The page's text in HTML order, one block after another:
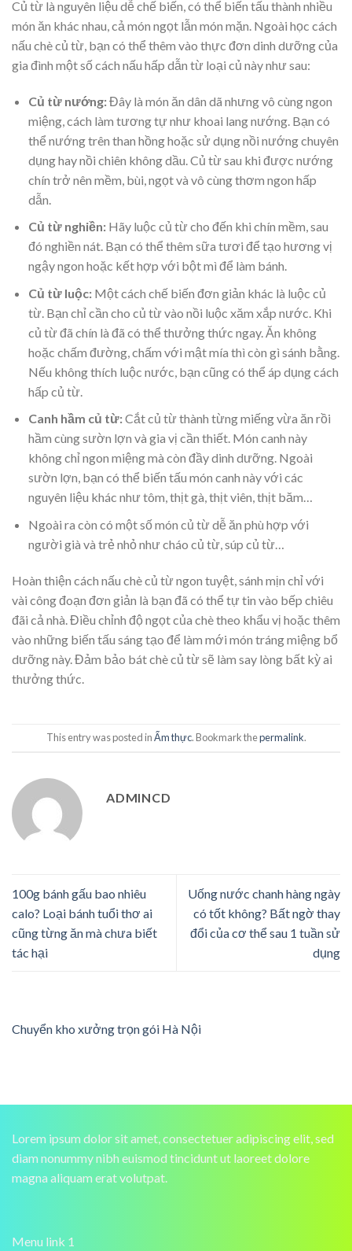
Củ từ là nguyên liệu dễ chế biến, có thể biến tấu thành nhiều
món ăn khác nhau, cả món ngọt lẫn món mặn. Ngoài học cách
nấu chè củ từ, bạn có thể thêm vào thực đơn dinh dưỡng của
gia đình một số cách nấu hấp dẫn từ loại củ này như sau:
Củ từ nướng:Đây là món ăn dân dã nhưng vô cùng ngon
miệng, cách làm tương tự như khoai lang nướng. Bạn có
thể nướng trên than hồng hoặc sử dụng nồi nướng chuyên
dụng hay nồi chiên không dầu. Củ từ sau khi được nướng
chín trở nên mềm, bùi, ngọt và vô cùng thơm ngon hấp
dẫn.
Củ từ nghiền:Hãy luộc củ từ cho đến khi chín mềm, sau
đó nghiền nát. Bạn có thể thêm sữa tươi để tạo hương vị
ngậy ngon hoặc kết hợp với bột mì để làm bánh.
Củ từ luộc:Một cách chế biến đơn giản khác là luộc củ
từ. Bạn chỉ cần cho củ từ vào nồi luộc xăm xắp nước. Khi
củ từ đã chín là đã có thể thưởng thức ngay. Ăn không
hoặc chấm đường, chấm với mật mía thì còn gì sánh bằng.
Nếu không thích luộc nước, bạn cũng có thể áp dụng cách
hấp củ từ.
Canh hầm củ từ:Cắt củ từ thành từng miếng vừa ăn rồi
hầm cùng sườn lợn và gia vị cần thiết. Món canh này
không chỉ ngon miệng mà còn đầy dinh dưỡng. Ngoài
sườn lợn, bạn có thể biến tấu món canh này với các
nguyên liệu khác như tôm, thịt gà, thịt viên, thịt băm…
Ngoài ra còn có một số món củ từ dễ ăn phù hợp với
người già và trẻ nhỏ như cháo củ từ, súp củ từ…
Hoàn thiện cách nấu chè củ từ ngon tuyệt, sánh mịn chỉ với
vài công đoạn đơn giản là bạn đã có thể tự tin vào bếp chiêu
đãi cả nhà. Điều chỉnh độ ngọt của chè theo khẩu vị hoặc thêm
vào những biến tấu sáng tạo để làm mới món tráng miệng bổ
dưỡng này. Đảm bảo bát chè củ từ sẽ làm say lòng bất kỳ ai
thưởng thức.
This entry was posted inẨm thực. Bookmark thepermalink.
ADMINCD
100g bánh gấu bao nhiêu
calo? Loại bánh tuổi thơ ai
cũng từng ăn mà chưa biết
tác hại
Uống nước chanh hàng ngày
có tốt không? Bất ngờ thay
đổi của cơ thể sau 1 tuần sử
dụng
Chuyển kho xưởng trọn gói Hà Nội
Lorem ipsum dolor sit amet, consectetuer adipiscing elit, sed
diam nonummy nibh euismod tincidunt ut laoreet dolore
magna aliquam erat volutpat.
Menu link 1